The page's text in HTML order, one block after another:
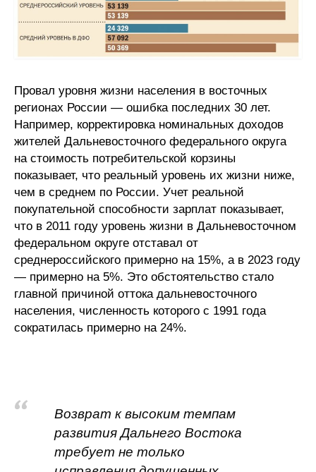
Провал уровня жизни населения в восточных
регионах России — ошибка последних 30 лет.
Например, корректировка номинальных доходов
жителей Дальневосточного федерального округа
на стоимость потребительской корзины
показывает, что реальный уровень их жизни ниже,
чем в среднем по России. Учет реальной
покупательной способности зарплат показывает,
что в 2011 году уровень жизни в Дальневосточном
федеральном округе отставал от
среднероссийского примерно на 15%, а в 2023 году
— примерно на 5%. Это обстоятельство стало
главной причиной оттока дальневосточного
населения, численность которого с 1991 года
сократилась примерно на 24%.
Возврат к высоким темпам
развития Дальнего Востока
требует не только